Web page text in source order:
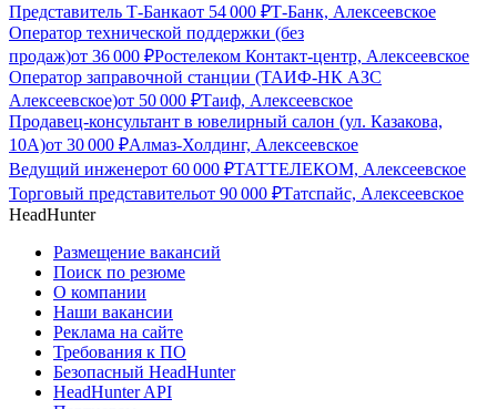
Представитель Т-Банкаот 54 000 ₽Т-Банк, Алексеевское
Оператор технической поддержки (без
продаж)от 36 000 ₽Ростелеком Контакт-центр, Алексеевское
Оператор заправочной станции (ТАИФ-НК АЗС
Алексеевское)от 50 000 ₽Таиф, Алексеевское
Продавец-консультант в ювелирный салон (ул. Казакова,
10А)от 30 000 ₽Алмаз-Холдинг, Алексеевское
Ведущий инженерот 60 000 ₽ТАТТЕЛЕКОМ, Алексеевское
Торговый представительот 90 000 ₽Татспайс, Алексеевское
HeadHunter
Размещение вакансий
Поиск по резюме
О компании
Наши вакансии
Реклама на сайте
Требования к ПО
Безопасный HeadHunter
HeadHunter API